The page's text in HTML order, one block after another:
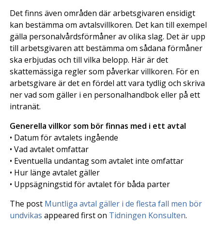
Det finns även områden där arbetsgivaren ensidigt
kan bestämma om avtalsvillkoren. Det kan till exempel
gälla personalvårdsförmåner av olika slag. Det är upp
till arbetsgivaren att bestämma om sådana förmåner
ska erbjudas och till vilka belopp. Här är det
skattemässiga regler som påverkar villkoren. För en
arbetsgivare är det en fördel att vara tydlig och skriva
ner vad som gäller i en personalhandbok eller på ett
intranät.
Generella villkor som bör finnas med i ett avtal
• Datum för avtalets ingående
• Vad avtalet omfattar
• Eventuella undantag som avtalet inte omfattar
• Hur länge avtalet gäller
• Uppsägningstid för avtalet för båda parter
The post Muntliga avtal gäller i de flesta fall men bör
undvikas appeared first on Tidningen Konsulten.